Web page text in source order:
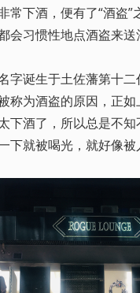
常下酒，便有了“酒盗”
会习惯性地点酒盗来送
字诞生于土佐藩第十
称为酒盗的原因，正
下酒了，所以总是不
下就被喝光，就好像被